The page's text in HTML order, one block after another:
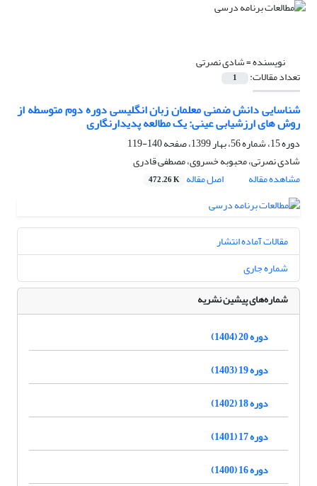
نویسنده =شادی نصرتی
تعداد مقالات: 1
شناسایی دانش ضمنی معلمان زبان انگلیسی دوره دوم متوسطه از
روش های ارزشیابی عینی: یک مطالعه پدیدارنگاری
دوره 15، شماره 56، بهار 1399، صفحه
140-119
شادی نصرتی، محبوبه خسروی، مصطفی قادری
مشاهده مقاله
اصل مقاله 472.26 K
مقالات آماده انتشار
شماره جاری
شماره‌های پیشین نشریه
دوره 20 (1404)
دوره 19 (1403)
دوره 18 (1402)
دوره 17 (1401)
دوره 16 (1400)